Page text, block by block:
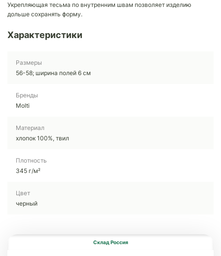
Укрепляющая тесьма по внутренним швам позволяет изделию
дольше сохранять форму.
Характеристики
Размеры
56-58; ширина полей 6 см
Бренды
Molti
Материал
хлопок 100%, твил
Плотность
345 г/м²
Цвет
черный
Склад Россия